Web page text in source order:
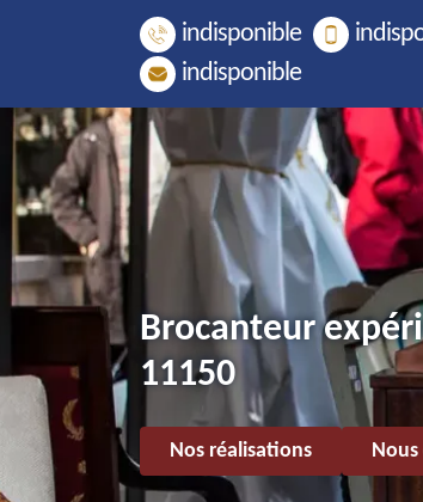
indisponible
indisponible
Brocanteur
11150
Nos réalisations